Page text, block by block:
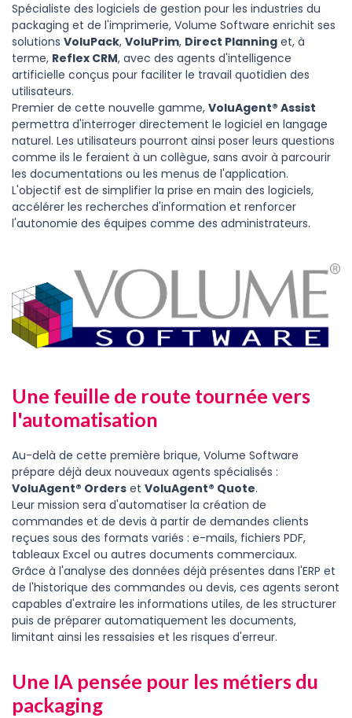
Spécialiste des logiciels de gestion pour les industries du
packaging et de l'imprimerie, Volume Software enrichit ses
solutions VoluPack, VoluPrim, Direct Planning et, à
terme, Reflex CRM, avec des agents d'intelligence
artificielle conçus pour faciliter le travail quotidien des
utilisateurs.
Premier de cette nouvelle gamme, VoluAgent® Assist
permettra d'interroger directement le logiciel en langage
naturel. Les utilisateurs pourront ainsi poser leurs questions
comme ils le feraient à un collègue, sans avoir à parcourir
les documentations ou les menus de l'application.
L'objectif est de simplifier la prise en main des logiciels,
accélérer les recherches d'information et renforcer
l'autonomie des équipes comme des administrateurs.
Une feuille de route tournée vers
l'automatisation
Au-delà de cette première brique, Volume Software
prépare déjà deux nouveaux agents spécialisés :
VoluAgent® Orders et VoluAgent® Quote.
Leur mission sera d'automatiser la création de
commandes et de devis à partir de demandes clients
reçues sous des formats variés : e-mails, fichiers PDF,
tableaux Excel ou autres documents commerciaux.
Grâce à l'analyse des données déjà présentes dans l'ERP et
de l'historique des commandes ou devis, ces agents seront
capables d'extraire les informations utiles, de les structurer
puis de préparer automatiquement les documents,
limitant ainsi les ressaisies et les risques d'erreur.
Une IA pensée pour les métiers du
packaging